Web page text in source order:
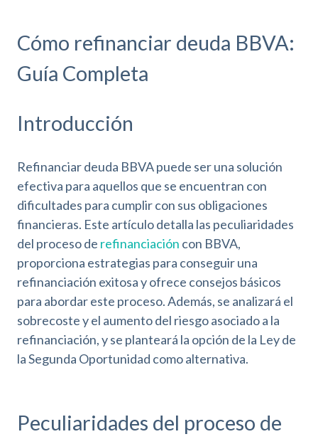
Cómo refinanciar deuda BBVA:
Guía Completa
Introducción
Refinanciar deuda BBVA puede ser una solución
efectiva para aquellos que se encuentran con
dificultades para cumplir con sus obligaciones
financieras. Este artículo detalla las peculiaridades
del proceso de refinanciación con BBVA,
proporciona estrategias para conseguir una
refinanciación exitosa y ofrece consejos básicos
para abordar este proceso. Además, se analizará el
sobrecoste y el aumento del riesgo asociado a la
refinanciación, y se planteará la opción de la Ley de
la Segunda Oportunidad como alternativa.
Peculiaridades del proceso de